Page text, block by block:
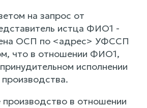
на запрос от
истца ФИО1 -
ОСП по <адрес> УФССП
что в отношении ФИО1,
исполнении
производство в отношении